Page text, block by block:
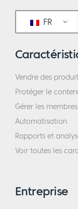
FR
Vendre des
Protéger le
Gérer les membres
Automatisation
Rapports et
Voir toutes les
Entreprise